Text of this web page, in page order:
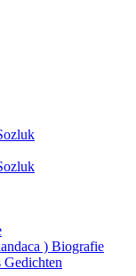
) Biografie